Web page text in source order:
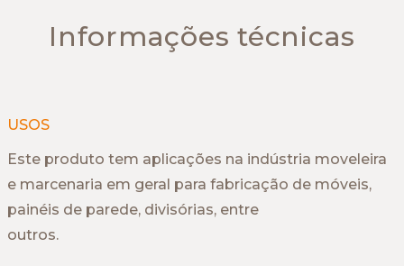
Informações técnicas
USOS
Este produto tem aplicações na indústria moveleira
e marcenaria em geral para fabricação de móveis,
painéis de parede, divisórias, entre
outros.